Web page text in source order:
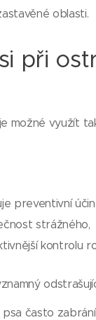
oblasti.
při
možné využít
preventivní
strážného,
kontrolu
často